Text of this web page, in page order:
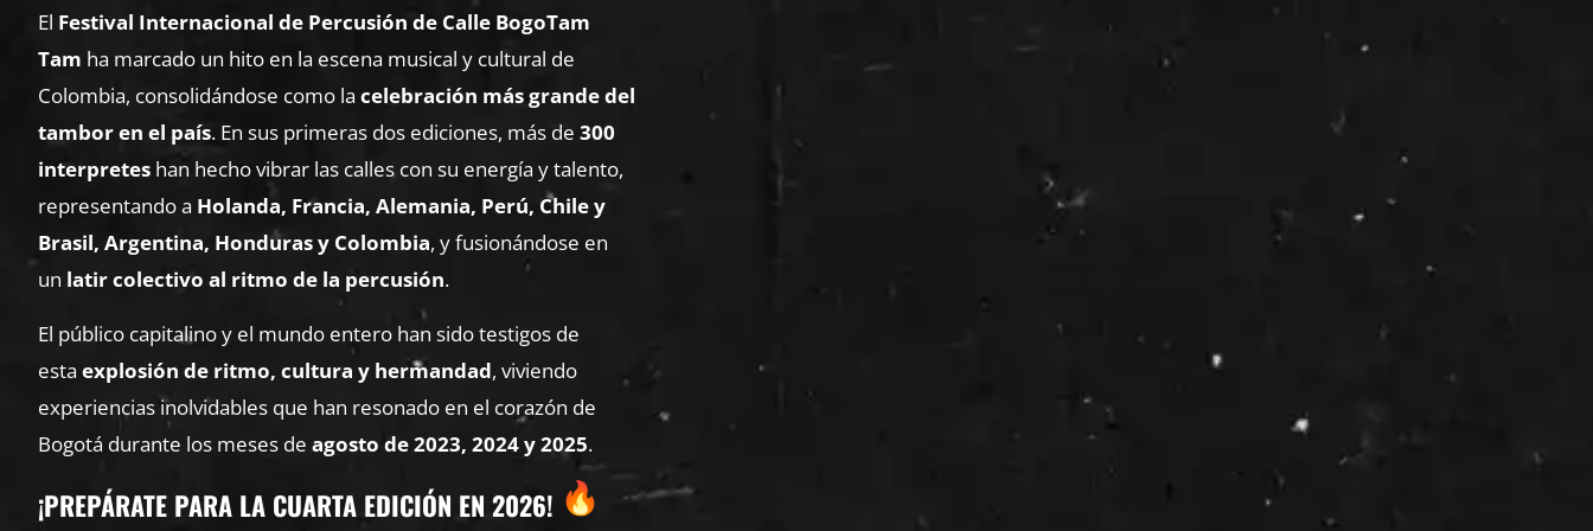
El Festival Internacional de Percusión de Calle BogoTam
Tam ha marcado un hito en la escena musical y cultural de
Colombia, consolidándose como la celebración más grande del
tambor en el país. En sus primeras dos ediciones, más de 300
interpretes han hecho vibrar las calles con su energía y talento,
representando a Holanda, Francia, Alemania, Perú, Chile y
Brasil, Argentina, Honduras y Colombia, y fusionándose en
un latir colectivo al ritmo de la percusión.
El público capitalino y el mundo entero han sido testigos de
esta explosión de ritmo, cultura y hermandad, viviendo
experiencias inolvidables que han resonado en el corazón de
Bogotá durante los meses de agosto de 2023, 2024 y 2025.
¡PREPÁRATE PARA LA CUARTA EDICIÓN EN 2026!